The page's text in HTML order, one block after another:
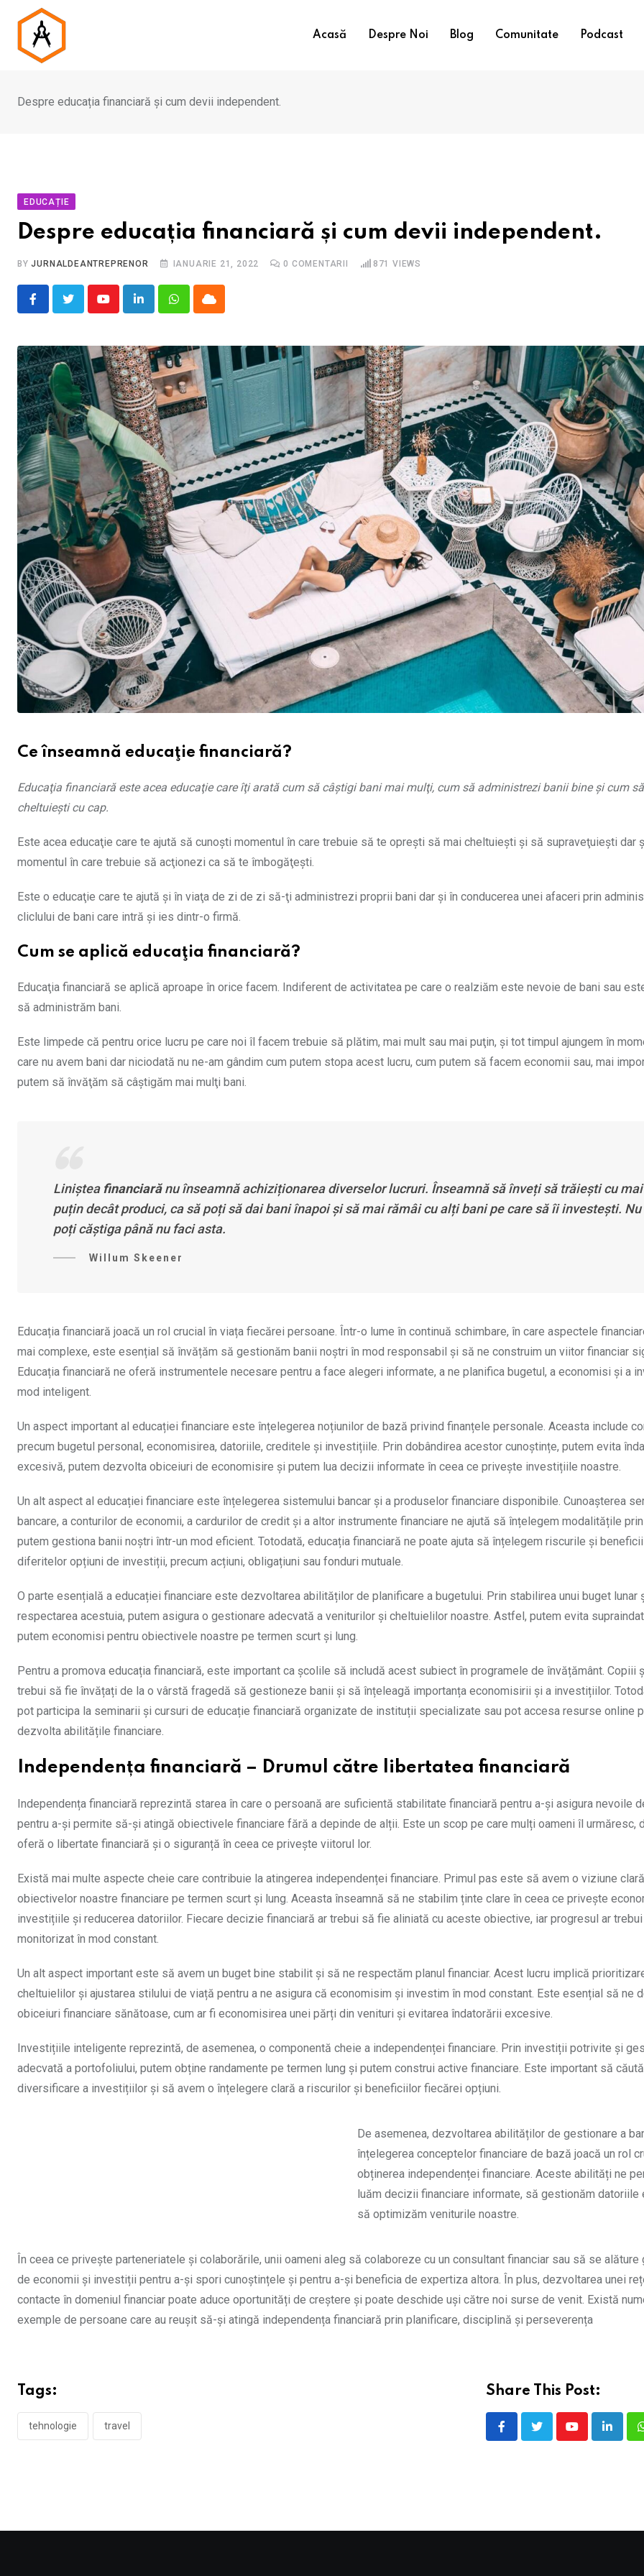
content
Acasă Despre Noi Blog Comunitate Podcast
Despre educația financiară și cum devii independent.
EDUCAȚIE
Despre educația financiară și cum devii independent.
BYJURNALDEANTREPRENOR IANUARIE 21, 2022 0 COMENTARII 871 VIEWS
YoutubeLinkedInWhatsappCloud
Ce înseamnă educaţie financiară?
Educaţia financiară este acea educaţie care îţi arată cum să câştigi bani mai mulţi, cum să administrezi banii bine şi cum
cheltuieşti cu cap.
Este acea educaţie care te ajută să cunoşti momentul în care trebuie să te opreşti să mai cheltuieşti şi să supraveţuieşti dar
momentul în care trebuie să acţionezi ca să te îmbogăţeşti.
Este o educaţie care te ajută şi în viaţa de zi de zi să-ţi administrezi proprii bani dar şi în conducerea unei afaceri prin
cliclului de bani care intră şi ies dintr-o firmă.
Cum se aplică educaţia financiară?
Educaţia financiară se aplică aproape în orice facem. Indiferent de activitatea pe care o realziăm este nevoie de bani sau
să administrăm bani.
Este limpede că pentru orice lucru pe care noi îl facem trebuie să plătim, mai mult sau mai puţin, şi tot timpul ajungem în
care nu avem bani dar niciodată nu ne-am gândim cum putem stopa acest lucru, cum putem să facem economii sau, mai
putem să învăţăm să câştigăm mai mulţi bani.
Liniștea financiarănu înseamnă achiziționarea diverselor lucruri. Înseamnă să înveți să trăiești cu mai
puțin decât produci, ca să poți să dai bani înapoi și să mai rămâi cu alți bani pe care să îi investești. Nu
poți căștiga până nu faci asta.
Willum Skeener
Educația financiară joacă un rol crucial în viața fiecărei persoane. Într-o lume în continuă schimbare, în care aspectele
mai complexe, este esențial să învățăm să gestionăm banii noștri în mod responsabil și să ne construim un viitor financiar
Educația financiară ne oferă instrumentele necesare pentru a face alegeri informate, a ne planifica bugetul, a economisi și a
mod inteligent.
Un aspect important al educației financiare este înțelegerea noțiunilor de bază privind finanțele personale. Aceasta include
precum bugetul personal, economisirea, datoriile, creditele și investițiile. Prin dobândirea acestor cunoștințe, putem evita
excesivă, putem dezvolta obiceiuri de economisire și putem lua decizii informate în ceea ce privește investițiile noastre.
Un alt aspect al educației financiare este înțelegerea sistemului bancar și a produselor financiare disponibile. Cunoașterea
bancare, a conturilor de economii, a cardurilor de credit și a altor instrumente financiare ne ajută să înțelegem modalitățile
putem gestiona banii noștri într-un mod eficient. Totodată, educația financiară ne poate ajuta să înțelegem riscurile și
diferitelor opțiuni de investiții, precum acțiuni, obligațiuni sau fonduri mutuale.
O parte esențială a educației financiare este dezvoltarea abilităților de planificare a bugetului. Prin stabilirea unui buget lunar
respectarea acestuia, putem asigura o gestionare adecvată a veniturilor și cheltuielilor noastre. Astfel, putem evita
putem economisi pentru obiectivele noastre pe termen scurt și lung.
Pentru a promova educația financiară, este important ca școlile să includă acest subiect în programele de învățământ. Copiii
trebui să fie învățați de la o vârstă fragedă să gestioneze banii și să înțeleagă importanța economisirii și a investițiilor.
pot participa la seminarii și cursuri de educație financiară organizate de instituții specializate sau pot accesa resurse online
dezvolta abilitățile financiare.
Independența financiară – Drumul către libertatea financiară
Independența financiară reprezintă starea în care o persoană are suficientă stabilitate financiară pentru a-și asigura nevoile
pentru a-și permite să-și atingă obiectivele financiare fără a depinde de alții. Este un scop pe care mulți oameni îl urmăresc,
oferă o libertate financiară și o siguranță în ceea ce privește viitorul lor.
Există mai multe aspecte cheie care contribuie la atingerea independenței financiare. Primul pas este să avem o viziune
obiectivelor noastre financiare pe termen scurt și lung. Aceasta înseamnă să ne stabilim ținte clare în ceea ce privește
investițiile și reducerea datoriilor. Fiecare decizie financiară ar trebui să fie aliniată cu aceste obiective, iar progresul ar trebui
monitorizat în mod constant.
Un alt aspect important este să avem un buget bine stabilit și să ne respectăm planul financiar. Acest lucru implică
cheltuielilor și ajustarea stilului de viață pentru a ne asigura că economisim și investim în mod constant. Este esențial să ne
obiceiuri financiare sănătoase, cum ar fi economisirea unei părți din venituri și evitarea îndatorării excesive.
Investițiile inteligente reprezintă, de asemenea, o componentă cheie a independenței financiare. Prin investiții potrivite și
adecvată a portofoliului, putem obține randamente pe termen lung și putem construi active financiare. Este important să
diversificare a investițiilor și să avem o înțelegere clară a riscurilor și beneficiilor fiecărei opțiuni.
De asemenea, dezvoltarea abilităților de gestionare a
înțelegerea conceptelor financiare de bază joacă un rol
obținerea independenței financiare. Aceste abilități ne
luăm decizii financiare informate, să gestionăm datoriile
să optimizăm veniturile noastre.
În ceea ce privește parteneriatele și colaborările, unii oameni aleg să colaboreze cu un consultant financiar sau să se alăture
de economii și investiții pentru a-și spori cunoștințele și pentru a-și beneficia de expertiza altora. În plus, dezvoltarea unei
contacte în domeniul financiar poate aduce oportunități de creștere și poate deschide uși către noi surse de venit. Există
exemple de persoane care au reușit să-și atingă independența financiară prin planificare, disciplină și perseverența
Tags:
tehnologie travel
Share This Post:
Youtube